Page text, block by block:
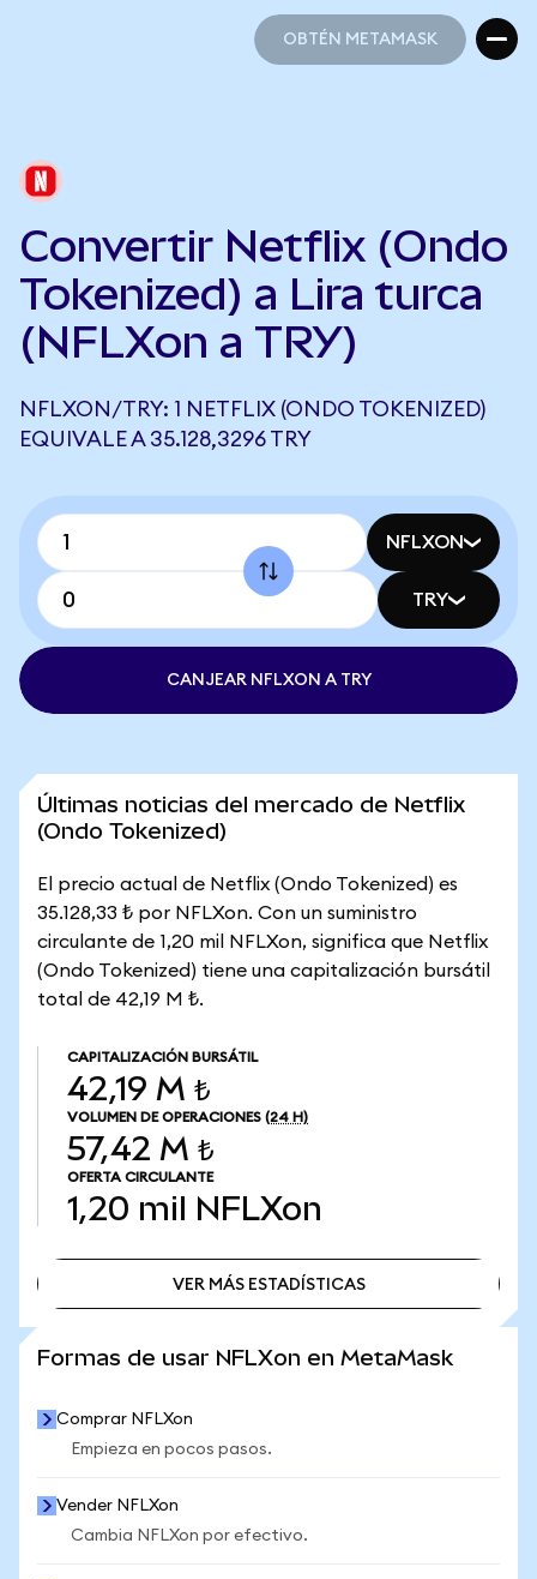
OBTÉN METAMASK
Convertir Netflix (Ondo
Tokenized) a Lira turca
(NFLXon a TRY)
NFLXON/TRY: 1 NETFLIX (ONDO TOKENIZED)
EQUIVALE A 35.128,3296 TRY
NFLXON
TRY
CANJEAR NFLXON A TRY
Últimas noticias del mercado de Netflix
(Ondo Tokenized)
El precio actual de Netflix (Ondo Tokenized) es
35.128,33 ₺ por NFLXon. Con un suministro
circulante de 1,20 mil NFLXon, significa que Netflix
(Ondo Tokenized) tiene una capitalización bursátil
total de 42,19 M ₺.
CAPITALIZACIÓN BURSÁTIL
42,19 M ₺
VOLUMEN DE OPERACIONES (24 H)
57,42 M ₺
OFERTA CIRCULANTE
1,20 mil NFLXon
VER MÁS ESTADÍSTICAS
Formas de usar NFLXon en MetaMask
Comprar NFLXon
Empieza en pocos pasos.
Vender NFLXon
Cambia NFLXon por efectivo.